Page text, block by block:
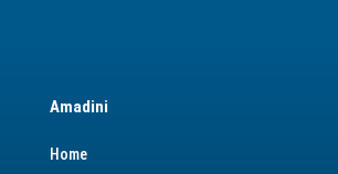
Amadini
Home